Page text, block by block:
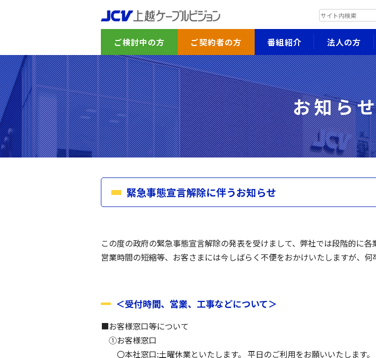
ご検討中の方 ご契約者の方 番組紹介 法人の方
お知ら
緊急事態宣言解除に伴うお知らせ
この度の政府の緊急事態宣言解除の発表を受けまして、弊社では段階的に各
営業時間の短縮等、お客さまには今しばらく不便をおかけいたしますが、何
＜受付時間、営業、工事などについて＞
■お客様窓口等について
①お客様窓口
〇本社窓口:土曜休業といたします。 平日のご利用をお願いいたします。